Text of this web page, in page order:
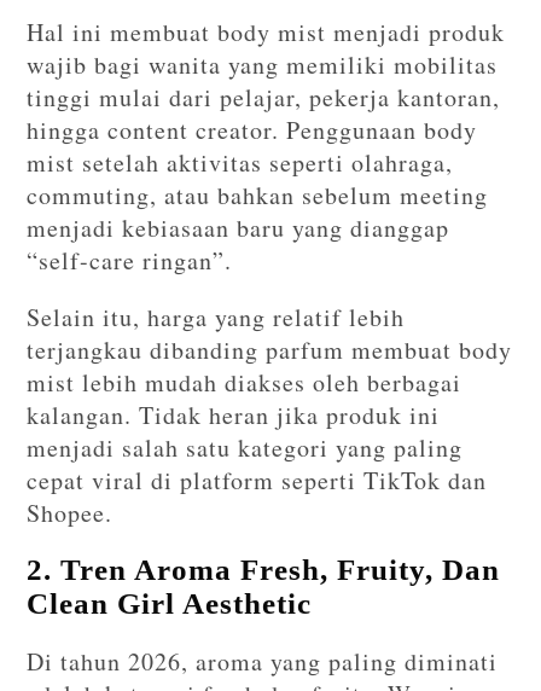
Hal ini membuat body mist menjadi produk
wajib bagi wanita yang memiliki mobilitas
tinggi mulai dari pelajar, pekerja kantoran,
hingga content creator. Penggunaan body
mist setelah aktivitas seperti olahraga,
commuting, atau bahkan sebelum meeting
menjadi kebiasaan baru yang dianggap
“self-care ringan”.
Selain itu, harga yang relatif lebih
terjangkau dibanding parfum membuat body
mist lebih mudah diakses oleh berbagai
kalangan. Tidak heran jika produk ini
menjadi salah satu kategori yang paling
cepat viral di platform seperti TikTok dan
Shopee.
2. Tren Aroma Fresh, Fruity, Dan
Clean Girl Aesthetic
Di tahun 2026, aroma yang paling diminati